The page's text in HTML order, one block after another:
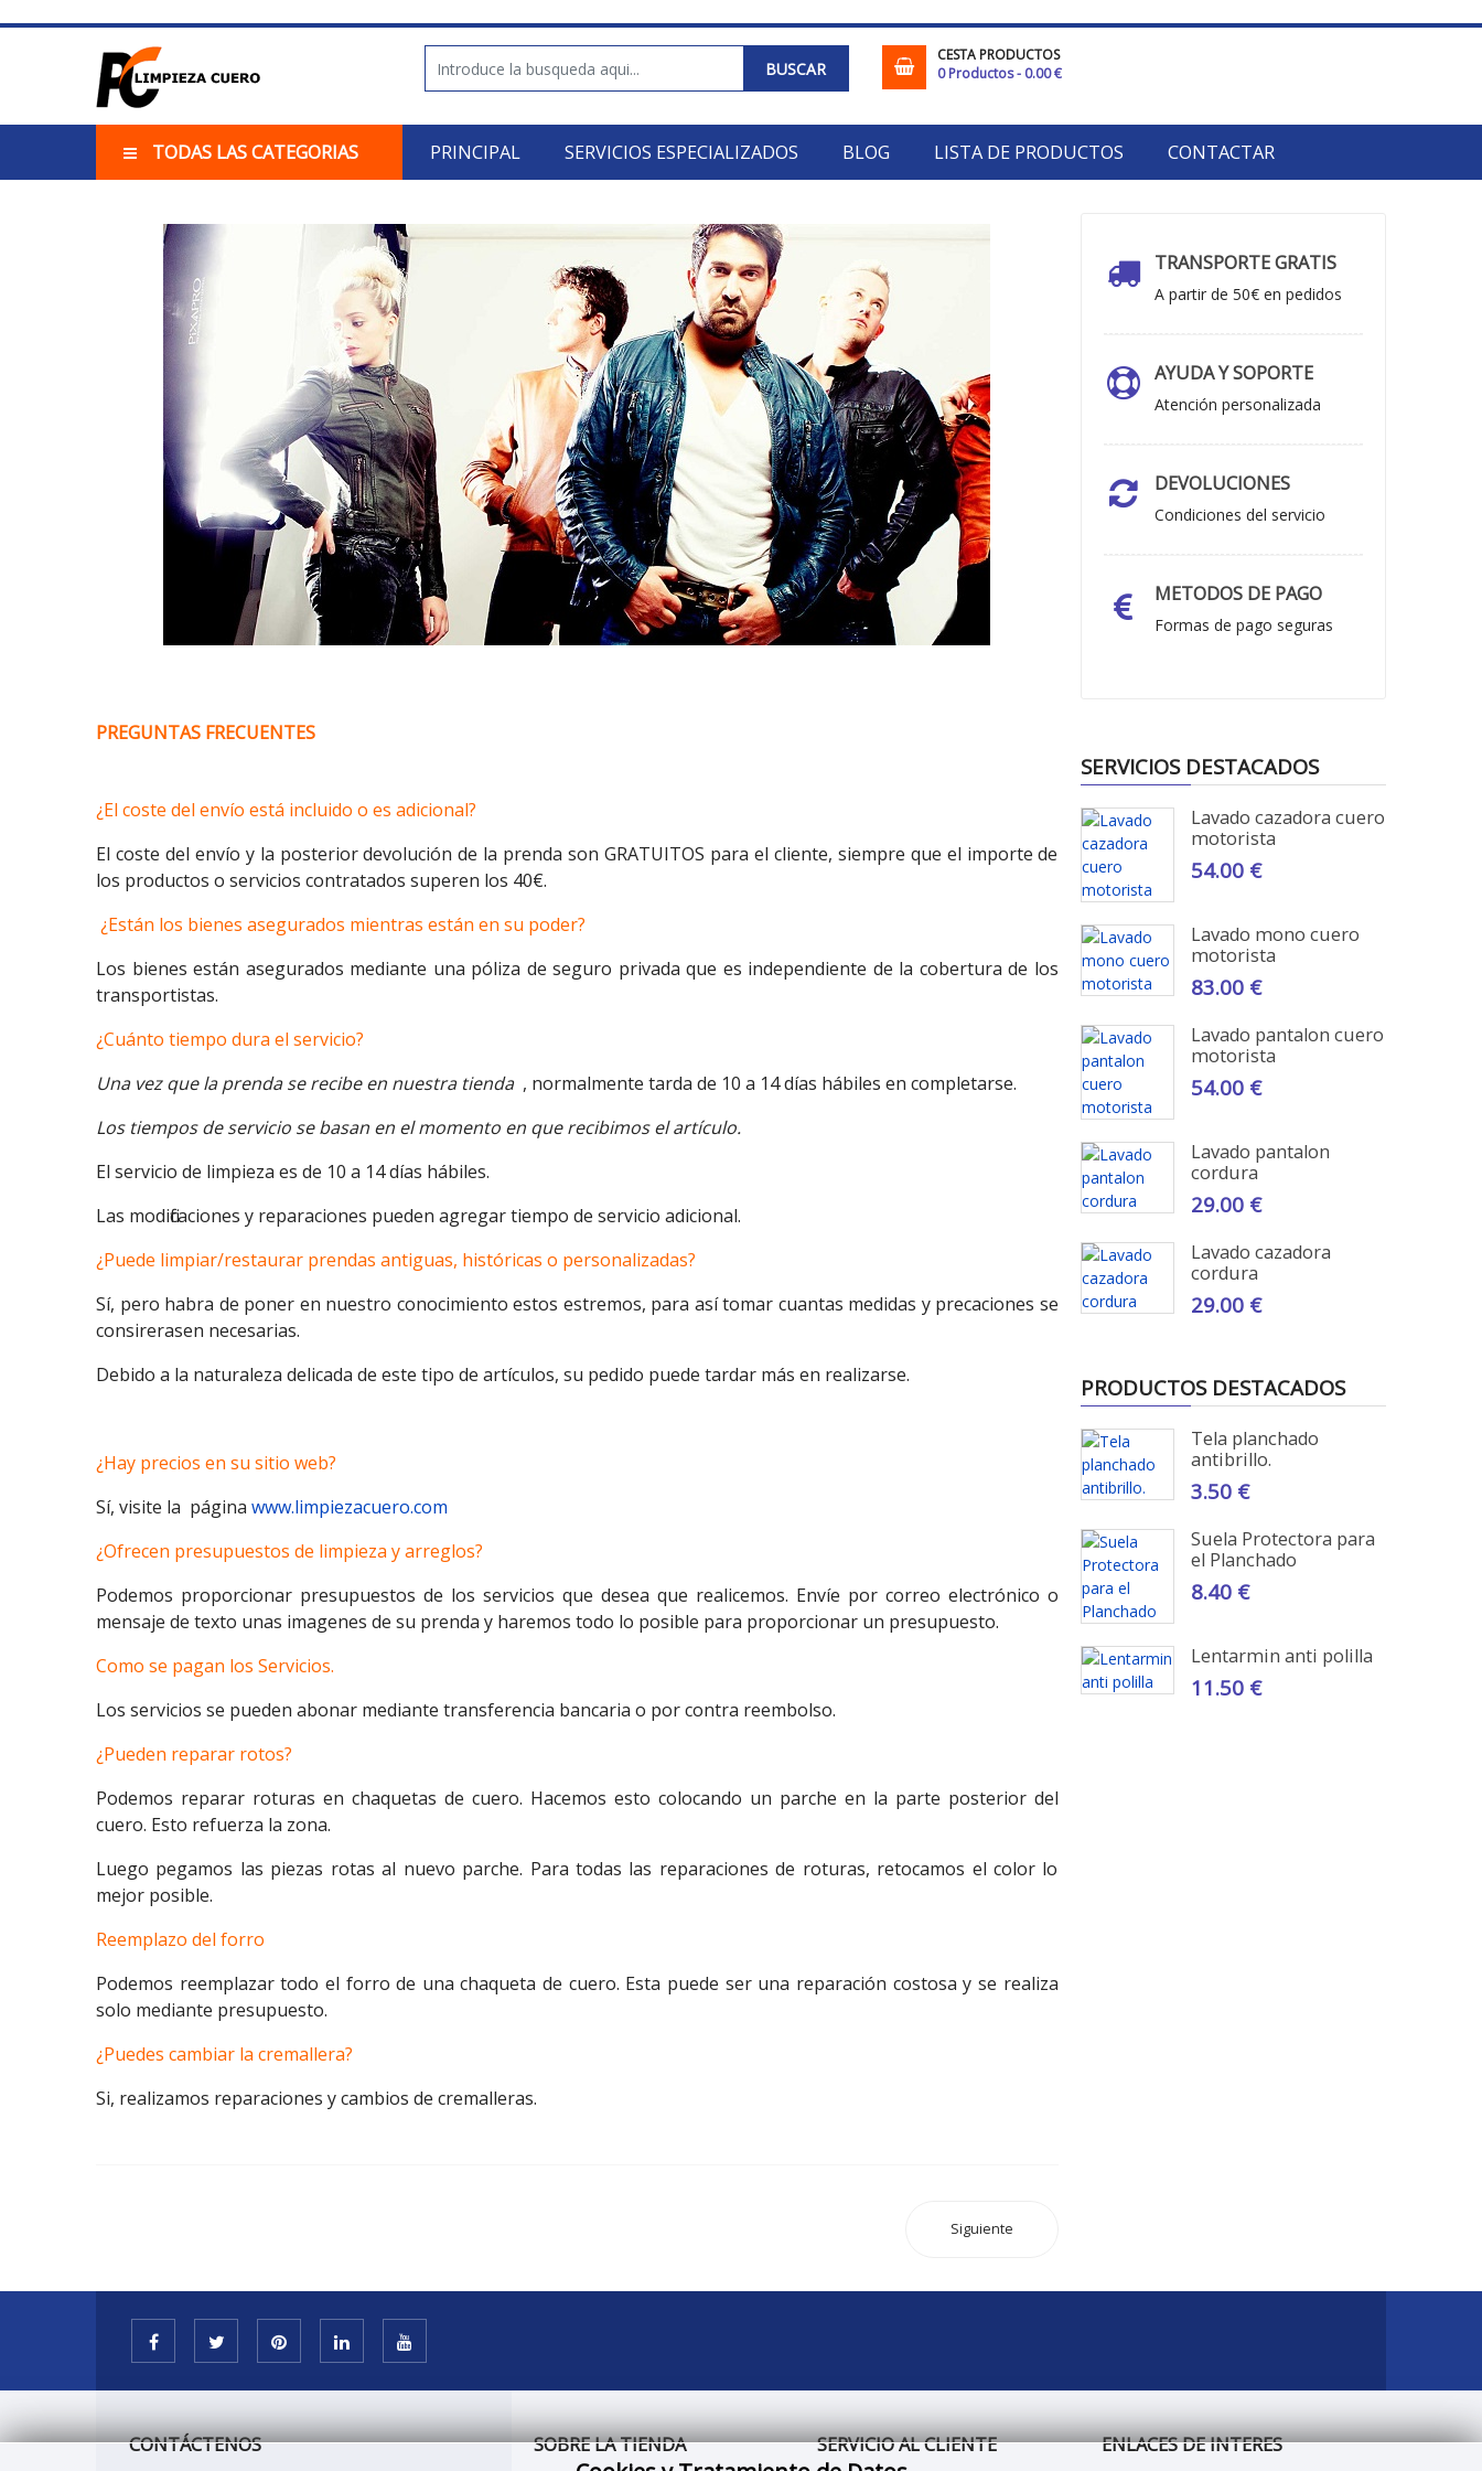
BUSCAR
CESTA PRODUCTOS
0 Productos - 0.00 €
TODAS LAS CATEGORIAS PRINCIPAL SERVICIOS ESPECIALIZADOS BLOG LISTA DE PRODUCTOS CONTACTAR
PREGUNTAS FRECUENTES
¿El coste del envío está incluido o es adicional?
El coste del envío y la posterior devolución de la prenda son GRATUITOS para el cliente, siempre que el importe de
los productos o servicios contratados superen los 40€.
¿Están los bienes asegurados mientras están en su poder?
Los bienes están asegurados mediante una póliza de seguro privada que es independiente de la cobertura de los
transportistas.
¿Cuánto tiempo dura el servicio?
Una vez que la prenda se recibe en nuestra tienda, normalmente tarda de 10 a 14 días hábiles en completarse.
Los tiempos de servicio se basan en el momento en que recibimos el artículo.
El servicio de limpieza es de 10 a 14 días hábiles.
Las modificaciones y reparaciones pueden agregar tiempo de servicio adicional.
¿Puede limpiar/restaurar prendas antiguas, históricas o personalizadas?
Sí, pero habra de poner en nuestro conocimiento estos estremos, para así tomar cuantas medidas y precaciones se
consirerasen necesarias.
Debido a la naturaleza delicada de este tipo de artículos, su pedido puede tardar más en realizarse.
¿Hay precios en su sitio web?
Sí, visite la página www.limpiezacuero.com
¿Ofrecen presupuestos de limpieza y arreglos?
Podemos proporcionar presupuestos de los servicios que desea que realicemos. Envíe por correo electrónico o
mensaje de texto unas imagenes de su prenda y haremos todo lo posible para proporcionar un presupuesto.
Como se pagan los Servicios.
Los servicios se pueden abonar mediante transferencia bancaria o por contra reembolso.
¿Pueden reparar rotos?
Podemos reparar roturas en chaquetas de cuero. Hacemos esto colocando un parche en la parte posterior del
cuero. Esto refuerza la zona.
Luego pegamos las piezas rotas al nuevo parche. Para todas las reparaciones de roturas, retocamos el color lo
mejor posible.
Reemplazo del forro
Podemos reemplazar todo el forro de una chaqueta de cuero. Esta puede ser una reparación costosa y se realiza
solo mediante presupuesto.
¿Puedes cambiar la cremallera?
Si, realizamos reparaciones y cambios de cremalleras.
Siguiente
TRANSPORTE GRATIS
A partir de 50€ en pedidos
AYUDA Y SOPORTE
Atención personalizada
DEVOLUCIONES
Condiciones del servicio
METODOS DE PAGO
Formas de pago seguras
SERVICIOS DESTACADOS
Lavado cazadora cuero
motorista
54.00 €
Lavado mono cuero
motorista
83.00 €
Lavado pantalon cuero
motorista
54.00 €
Lavado pantalon
cordura
29.00 €
Lavado cazadora
cordura
29.00 €
PRODUCTOS DESTACADOS
Tela planchado
antibrillo.
3.50 €
Suela Protectora para
el Planchado
8.40 €
Lentarmin anti polilla
11.50 €
CONTÁCTENOS
SOBRE LA TIENDA SERVICIO AL CLIENTE ENLACES DE INTERES